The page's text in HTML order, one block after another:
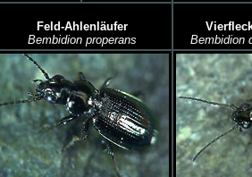
Feld-Ahlenläufer
Bembidion properans
Bembidion